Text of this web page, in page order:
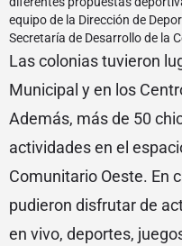
equipo de la Dirección de
Secretaría de Desarrollo de la
Las colonias tuvieron
Municipal y en los
Además, más de 50
actividades en el
Comunitario Oeste. En
pudieron disfrutar de
en vivo, deportes,